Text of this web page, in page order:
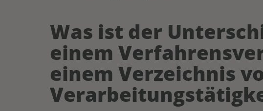
Was ist der
einem
einem Verzeichnis